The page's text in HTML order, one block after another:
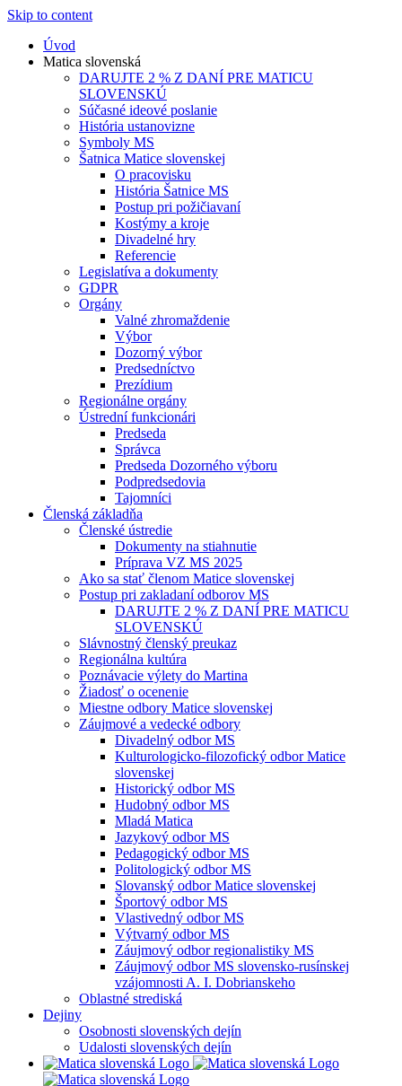
Skip to content
Úvod
Matica slovenská
DARUJTE 2 % Z DANÍ PRE MATICU
SLOVENSKÚ
Súčasné ideové poslanie
História ustanovizne
Symboly MS
Šatnica Matice slovenskej
O pracovisku
História Šatnice MS
Postup pri požičiavaní
Kostýmy a kroje
Divadelné hry
Referencie
Legislatíva a dokumenty
GDPR
Orgány
Valné zhromaždenie
Výbor
Dozorný výbor
Predsedníctvo
Prezídium
Regionálne orgány
Ústrední funkcionári
Predseda
Správca
Predseda Dozorného výboru
Podpredsedovia
Tajomníci
Členská základňa
Členské ústredie
Dokumenty na stiahnutie
Príprava VZ MS 2025
Ako sa stať členom Matice slovenskej
Postup pri zakladaní odborov MS
DARUJTE 2 % Z DANÍ PRE MATICU
SLOVENSKÚ
Slávnostný členský preukaz
Regionálna kultúra
Poznávacie výlety do Martina
Žiadosť o ocenenie
Miestne odbory Matice slovenskej
Záujmové a vedecké odbory
Divadelný odbor MS
Kulturologicko-filozofický odbor Matice
slovenskej
Historický odbor MS
Hudobný odbor MS
Mladá Matica
Jazykový odbor MS
Pedagogický odbor MS
Politologický odbor MS
Slovanský odbor Matice slovenskej
Športový odbor MS
Vlastivedný odbor MS
Výtvarný odbor MS
Záujmový odbor regionalistiky MS
Záujmový odbor MS slovensko-rusínskej
vzájomnosti A. I. Dobrianskeho
Oblastné strediská
Dejiny
Osobnosti slovenských dejín
Udalosti slovenských dejín